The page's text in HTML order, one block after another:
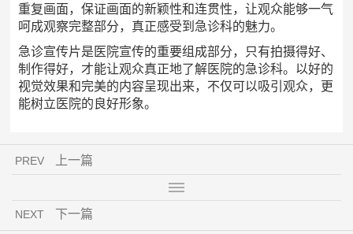
重复画面，保证画面的新颖性和连贯性，让观众能够一气
呵成观察完整部分，真正感受到急诊科的魅力。
急诊宣传片是医院宣传的重要组成部分，只有拍摄得好、
制作得好，才能让观众真正地了解医院的急诊科。以好的
视觉效果和完美的内容呈现出来，不仅可以吸引观众，更
能树立医院的良好形象。
PREV 上一篇
NEXT 下一篇